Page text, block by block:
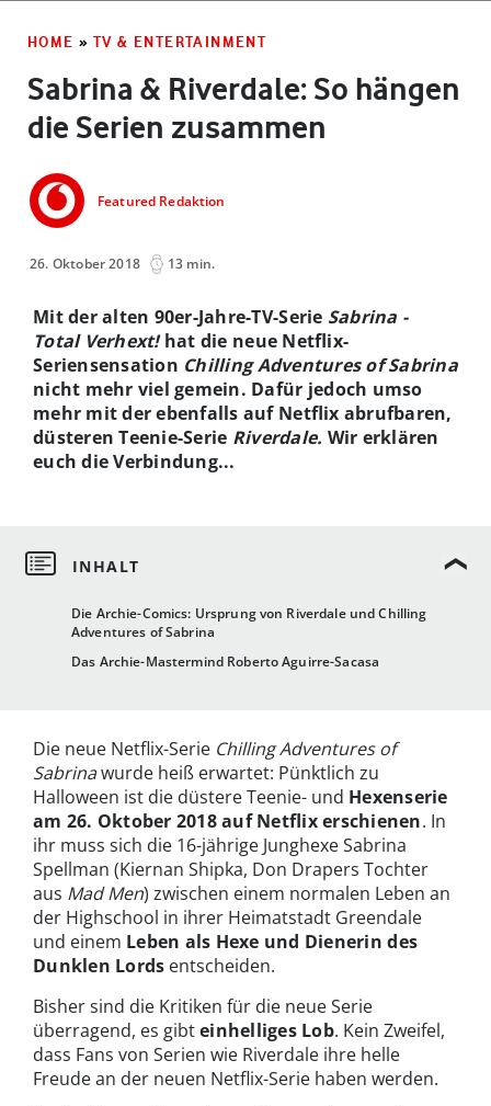
HOME » TV & ENTERTAINMENT
Sabrina & Riverdale: So hängen
die Serien zusammen
Featured Redaktion
26. Oktober 2018 13 min.
Die Archie-Comics: Ursprung von Riverdale und Chilling
Adventures of Sabrina
Das Archie-Mastermind Roberto Aguirre-Sacasa
Mit der alten 90er-Jahre-TV-Serie Sabrina -
Total Verhext!hat die neue Netflix-
Seriensensation Chilling Adventures of Sabrina
nicht mehr viel gemein. Dafür jedoch umso
mehr mit der ebenfalls auf Netflix abrufbaren,
düsteren Teenie-Serie Riverdale. Wir erklären
euch die Verbindung...
Die neue Netflix-Serie Chilling Adventures of
Sabrinawurde heiß erwartet: Pünktlich zu
Halloween ist die düstere Teenie- und Hexenserie
am 26. Oktober 2018 auf Netflix erschienen. In
ihr muss sich die 16-jährige Junghexe Sabrina
Spellman (Kiernan Shipka, Don Drapers Tochter
aus Mad Men) zwischen einem normalen Leben an
der Highschool in ihrer Heimatstadt Greendale
und einem Leben als Hexe und Dienerin des
Dunklen Lords entscheiden.
Bisher sind die Kritiken für die neue Serie
überragend, es gibteinhelliges Lob. Kein Zweifel,
dass Fans von Serien wie Riverdale ihre helle
Freude an der neuen Netflix-Serie haben werden.